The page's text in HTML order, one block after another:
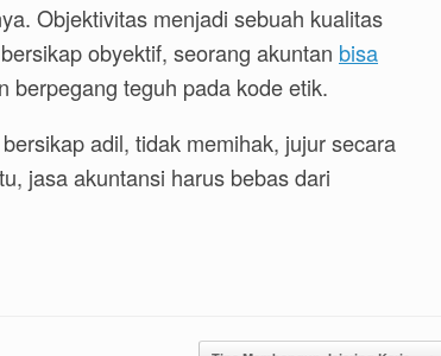
Objektivitas menjadi sebuah kualitas
obyektif, seorang akuntan bisa
berpegang teguh pada kode etik.
adil, tidak memihak, jujur secara
jasa akuntansi harus bebas dari